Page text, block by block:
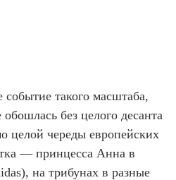
такого масштаба,
без целого десанта
целой череды европейских
— принцесса Анна в
на трибунах в разные